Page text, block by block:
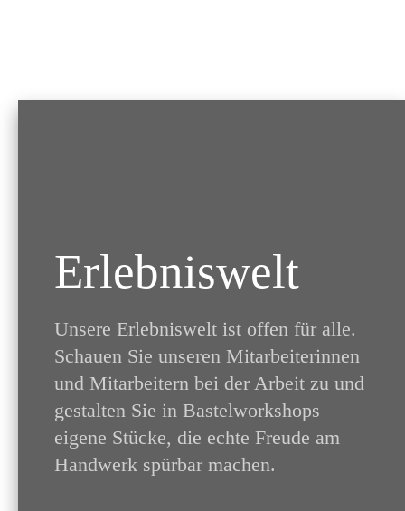
Erlebniswelt
Unsere Erlebniswelt ist offen für alle.
Schauen Sie unseren Mitarbeiterinnen
und Mitarbeitern bei der Arbeit zu und
gestalten Sie in Bastelworkshops
eigene Stücke, die echte Freude am
Handwerk spürbar machen.